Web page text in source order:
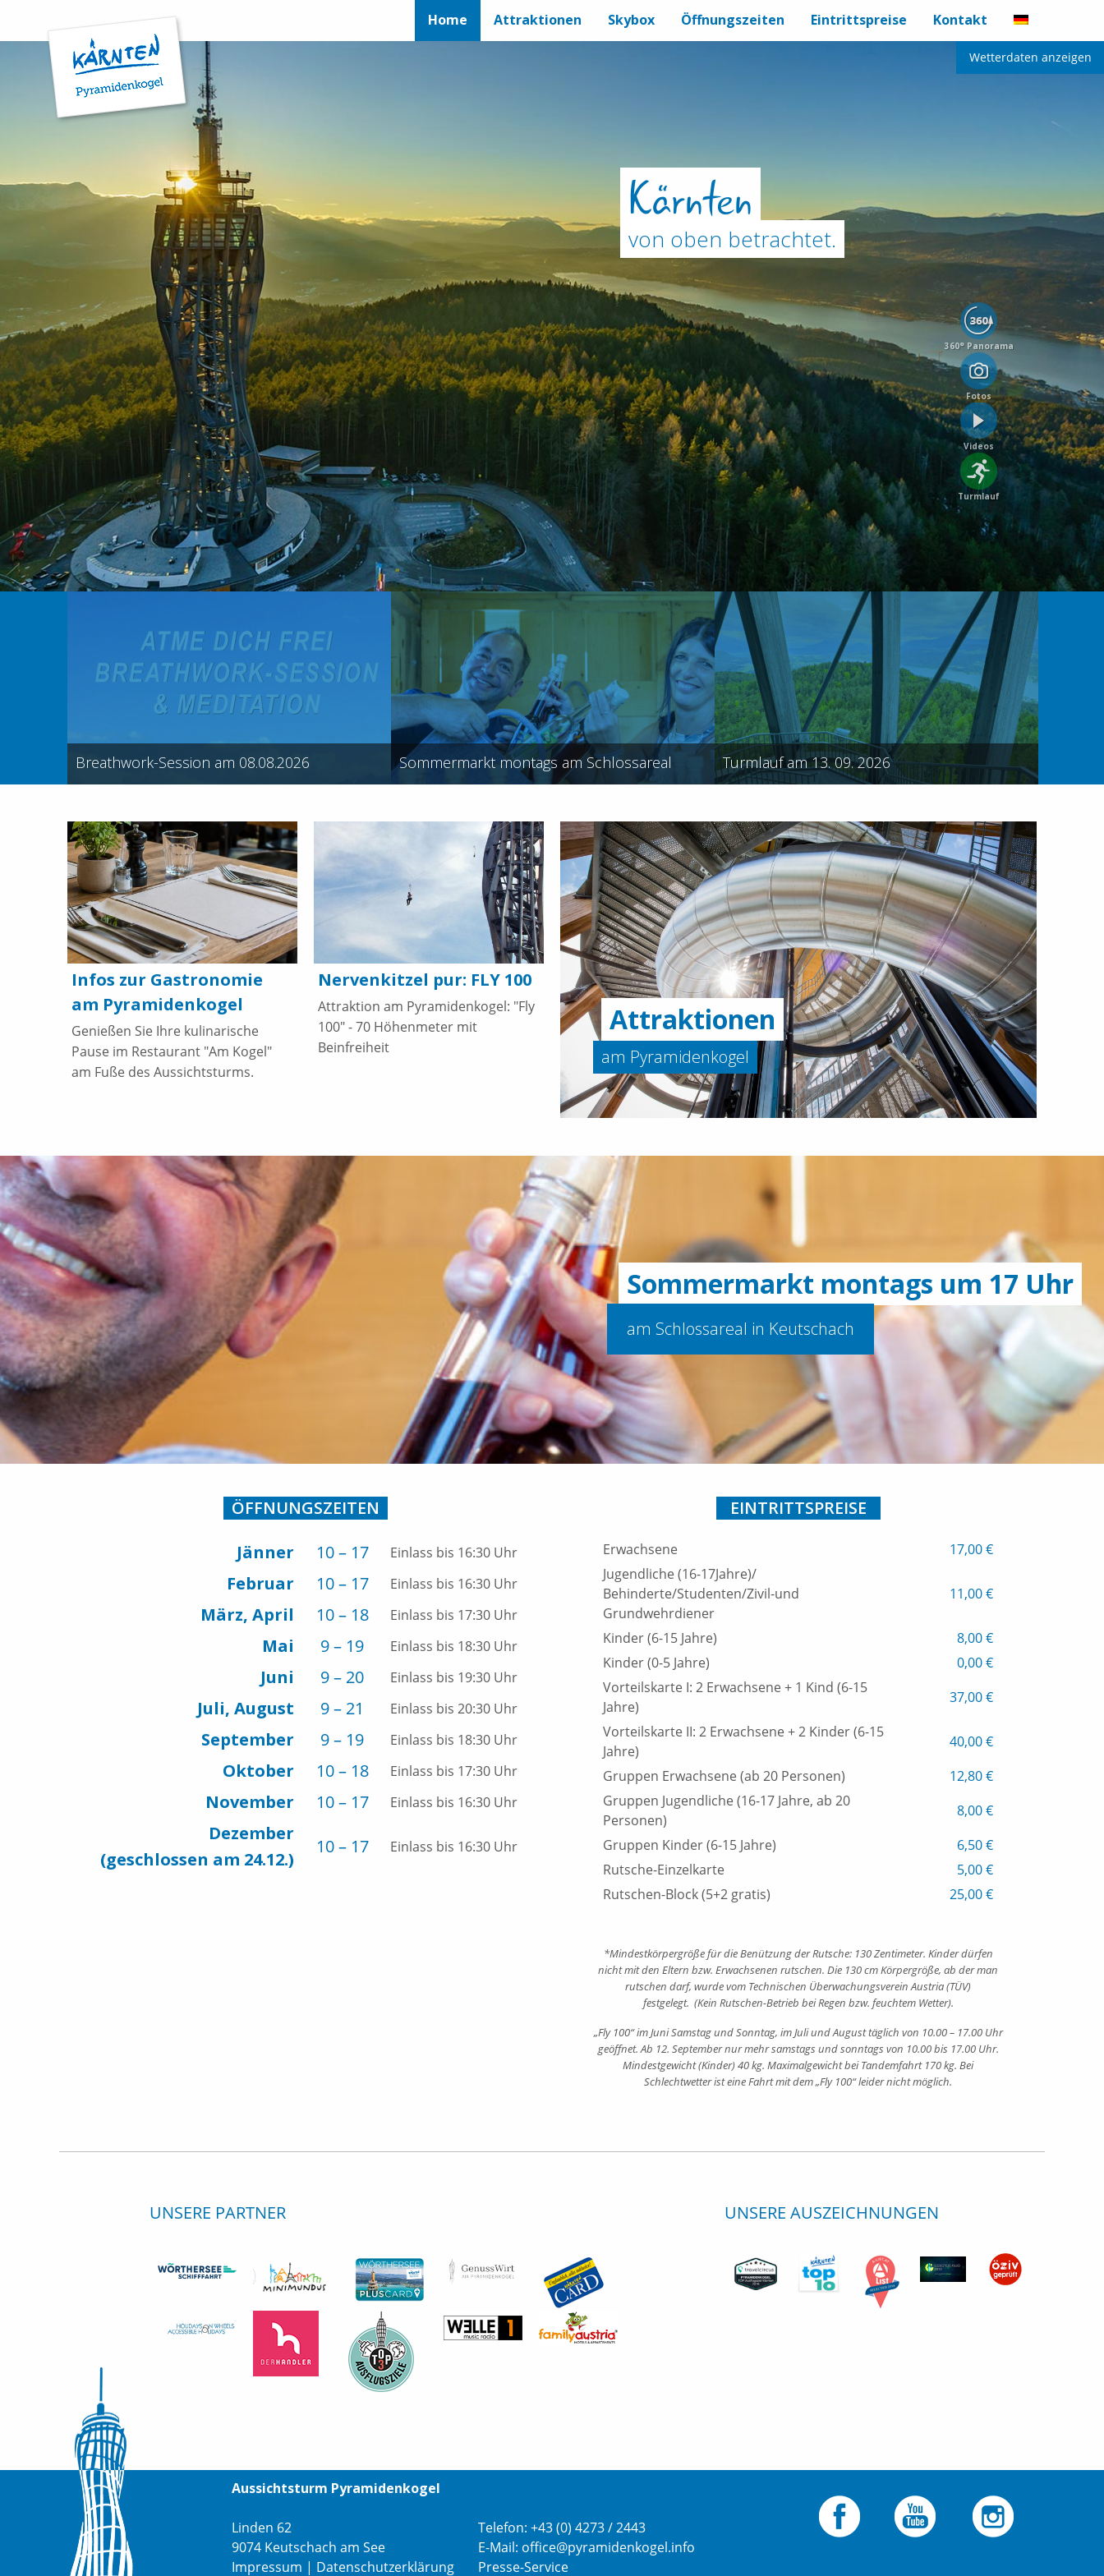
Home Attraktionen Skybox Öffnungszeiten Eintrittspreise Kontakt
Wetterdaten anzeigen
Kärnten
von oben betrachtet.
360° Panorama
Fotos
Videos
Turmlauf
Breathwork-Session am 08.08.2026 Sommermarkt montags am Schlossareal Turmlauf am 13. 09. 2026
Infos zur Gastronomie
am Pyramidenkogel
Genießen Sie Ihre kulinarische
Pause im Restaurant "Am Kogel"
am Fuße des Aussichtsturms.
Nervenkitzel pur: FLY 100
Attraktion am Pyramidenkogel: "Fly
100" - 70 Höhenmeter mit
Beinfreiheit
Attraktionen
am Pyramidenkogel
Sommermarkt montags um 17 Uhr
am Schlossareal in Keutschach
ÖFFNUNGSZEITEN
Jänner
10 – 17 Einlass bis 16:30 Uhr
Februar 10 – 17 Einlass bis 16:30 Uhr
März, April 10 – 18 Einlass bis 17:30 Uhr
Mai 9 – 19 Einlass bis 18:30 Uhr
Juni 9 – 20 Einlass bis 19:30 Uhr
Juli, August 9 – 21 Einlass bis 20:30 Uhr
September 9 – 19 Einlass bis 18:30 Uhr
Oktober 10 – 18 Einlass bis 17:30 Uhr
November 10 – 17 Einlass bis 16:30 Uhr
Dezember
(geschlossen am 24.12.)
10 – 17 Einlass bis 16:30 Uhr
EINTRITTSPREISE
Erwachsene
17,00 €
Jugendliche (16-17Jahre)/
Behinderte/Studenten/Zivil-und
Grundwehrdiener
11,00 €
Kinder (6-15 Jahre)
8,00 €
Kinder (0-5 Jahre)
0,00 €
Vorteilskarte I: 2 Erwachsene + 1 Kind (6-15
Jahre)
37,00 €
Vorteilskarte II: 2 Erwachsene + 2 Kinder (6-15
Jahre)
40,00 €
Gruppen Erwachsene (ab 20 Personen)
12,80 €
Gruppen Jugendliche (16-17 Jahre, ab 20
Personen)
8,00 €
Gruppen Kinder (6-15 Jahre)
6,50 €
Rutsche-Einzelkarte
5,00 €
Rutschen-Block (5+2 gratis)
25,00 €
*Mindestkörpergröße für die Benützung der Rutsche: 130 Zentimeter. Kinder dürfen
nicht mit den Eltern bzw. Erwachsenen rutschen. Die 130 cm Körpergröße, ab der man
rutschen darf, wurde vom Technischen Überwachungsverein Austria (TÜV)
festgelegt. (Kein Rutschen-Betrieb bei Regen bzw. feuchtem Wetter).
„Fly 100“ im Juni Samstag und Sonntag, im Juli und August täglich von 10.00 – 17.00 Uhr
geöffnet. Ab 12. September nur mehr samstags und sonntags von 10.00 bis 17.00 Uhr.
Mindestgewicht (Kinder) 40 kg. Maximalgewicht bei Tandemfahrt 170 kg.Bei
Schlechtwetter ist eine Fahrt mit dem „Fly 100“ leider nicht möglich.
UNSERE PARTNER UNSERE AUSZEICHNUNGEN
Aussichtsturm Pyramidenkogel
Linden 62
9074 Keutschach am See
Impressum | Datenschutzerklärung
Telefon: +43 (0) 4273 / 2443
E-Mail: office@pyramidenkogel.info
Presse-Service